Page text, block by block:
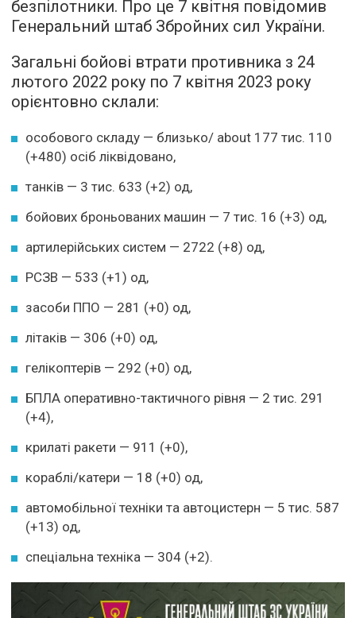
безпілотники. Про це 7 квітня повідомив
Генеральний штаб Збройних сил України.
Загальні бойові втрати противника з 24
лютого 2022 року по 7 квітня 2023 року
орієнтовно склали:
особового складу — близько/ about 177 тис. 110
(+480) осіб ліквідовано,
танків — 3 тис. 633 (+2) од,
бойових броньованих машин — 7 тис. 16 (+3) од,
артилерійських систем — 2722 (+8) од,
РСЗВ — 533 (+1) од,
засоби ППО — 281 (+0) од,
літаків — 306 (+0) од,
гелікоптерів — 292 (+0) од,
БПЛА оперативно-тактичного рівня — 2 тис. 291
(+4),
крилаті ракети — 911 (+0),
кораблі/катери — 18 (+0) од,
автомобільної техніки та автоцистерн — 5 тис. 587
(+13) од,
спеціальна техніка — 304 (+2).